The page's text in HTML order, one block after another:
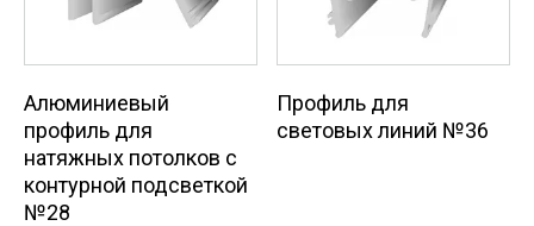
Алюминиевый
профиль для
натяжных потолков с
контурной подсветкой
№28
Профиль для
световых линий №36